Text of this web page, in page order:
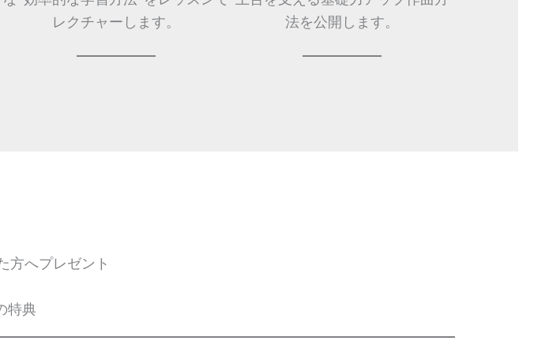
レクチャーします。
法を公開します。
方へプレゼント
特典